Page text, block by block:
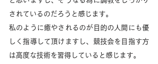
されているのだろうと感じます。
私のように癒やされるのが目的の人間にも優
しく指導して頂けますし、競技会を目指す方
は高度な技術を習得していると感じます。